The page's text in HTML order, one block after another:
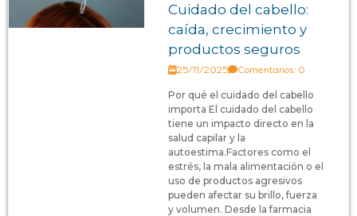
Cuidado del cabello:
caída, crecimiento y
productos seguros
25/11/2025 Comentarios: 0
Por qué el cuidado del cabello
importa El cuidado del cabello
tiene un impacto directo en la
salud capilar y la
autoestima.Factores como el
estrés, la mala alimentación o el
uso de productos agresivos
pueden afectar su brillo, fuerza
y volumen. Desde la farmacia